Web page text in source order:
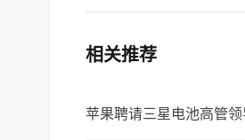
相关推荐
苹果聘请三星电池高管